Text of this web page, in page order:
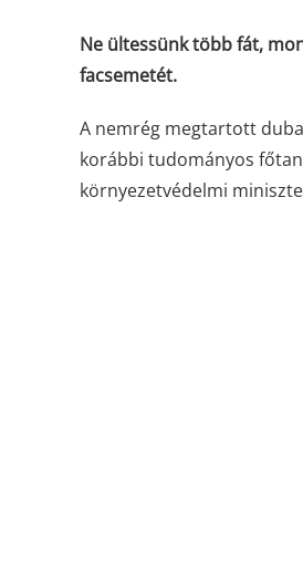
Ne ültessünk több fát,
facsemetét.
A nemrég megtartott
korábbi tudományos
környezetvédelmi